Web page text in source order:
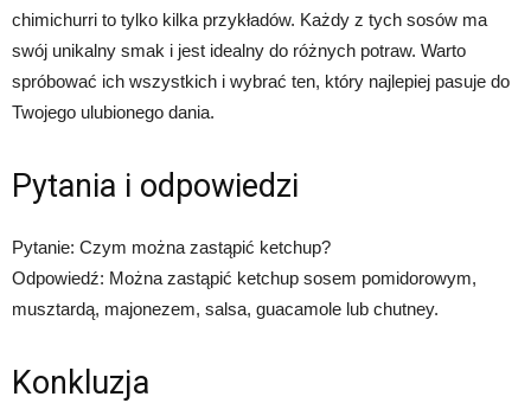
chimichurri to tylko kilka przykładów. Każdy z tych sosów ma
swój unikalny smak i jest idealny do różnych potraw. Warto
spróbować ich wszystkich i wybrać ten, który najlepiej pasuje do
Twojego ulubionego dania.
Pytania i odpowiedzi
Pytanie: Czym można zastąpić ketchup?
Odpowiedź: Można zastąpić ketchup sosem pomidorowym,
musztardą, majonezem, salsa, guacamole lub chutney.
Konkluzja